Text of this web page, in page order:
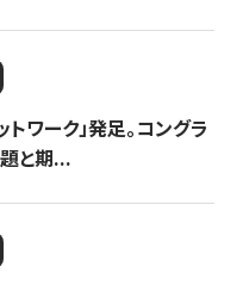
ワーク」発足。コングラ
と期...